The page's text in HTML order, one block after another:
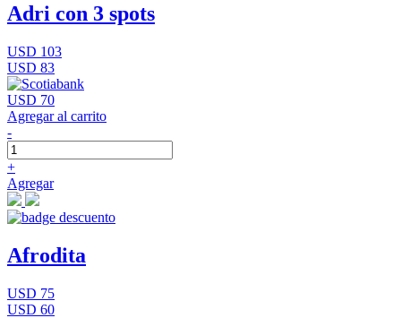
Adri con 3 spots
USD 103
USD 83
USD 70
Agregar al carrito
-
+
Agregar
Afrodita
USD 75
USD 60